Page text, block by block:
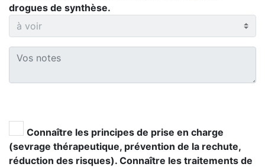
drogues de synthèse.
Connaître les principes de prise en charge
(sevrage thérapeutique, prévention de la rechute,
réduction des risques). Connaître les traitements de